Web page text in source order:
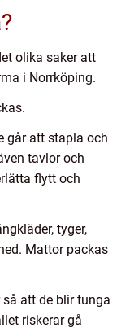
olika saker att
i Norrköping.
går att stapla och
tavlor och
flytt och
tyger,
Mattor packas
att de blir tunga
riskerar gå